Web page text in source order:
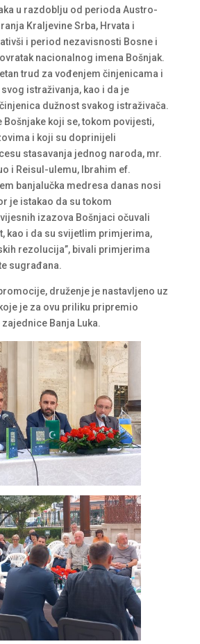
u razdoblju od perioda Austro-
Kraljevine Srba, Hrvata i
i period nezavisnosti Bosne i
nacionalnog imena Bošnjak.
trud za vođenjem činjenicama i
istraživanja, kao i da je
dužnost svakog istraživača.
Bošnjake koji se, tokom povijesti,
i koji su doprinijeli
stasavanja jednog naroda, mr.
i Reisul-ulemu, Ibrahim ef.
banjalučka medresa danas nosi
je istakao da su tokom
izazova Bošnjaci očuvali
kao i da su svijetlim primjerima,
rezolucija”, bivali primjerima
sugrađana.
druženje je nastavljeno uz
je za ovu priliku pripremio
Banja Luka.